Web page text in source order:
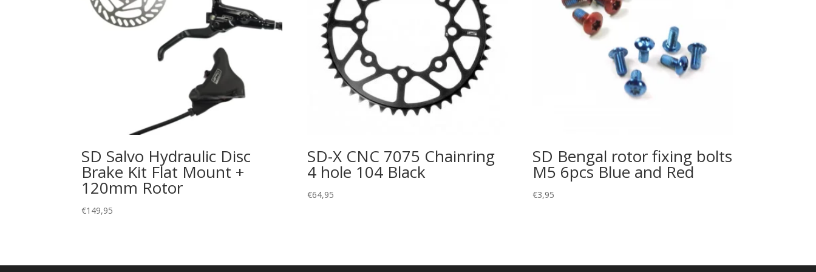
SD Salvo Hydraulic Disc
Brake Kit Flat Mount +
120mm Rotor
€149,95
SD-X CNC 7075 Chainring
4 hole 104 Black
€64,95
SD Bengal rotor fixing bolts
M5 6pcs Blue and Red
€3,95